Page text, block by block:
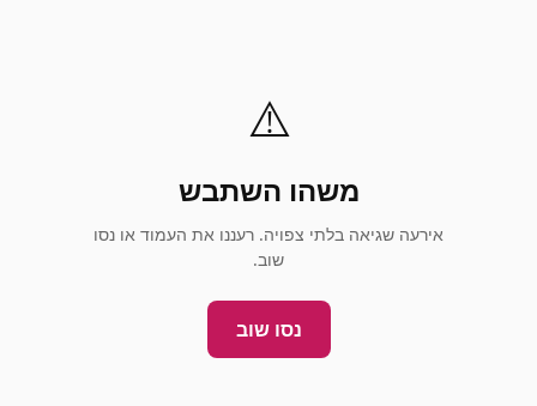
⚠️
משהו השתבש
אירעה שגיאה בלתי צפויה. רעננו את העמוד או נסו
שוב.
נסו שוב